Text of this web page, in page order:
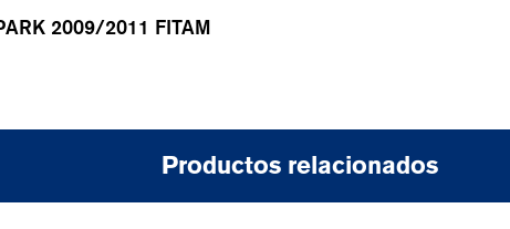
2009/2011 FITAM
Productos relacionados